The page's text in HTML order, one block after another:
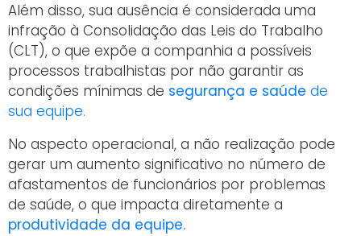
Além disso, sua ausência é considerada uma
infração à Consolidação das Leis do Trabalho
(CLT), o que expõe a companhia a possíveis
processos trabalhistas por não garantir as
condições mínimas de segurança e saúde de
sua equipe.
No aspecto operacional, a não realização pode
gerar um aumento significativo no número de
afastamentos de funcionários por problemas
de saúde, o que impacta diretamente a
produtividade da equipe.